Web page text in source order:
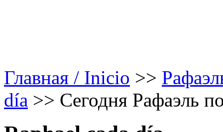
Главная / Inicio >>
día >> Сегодня Рафаэль